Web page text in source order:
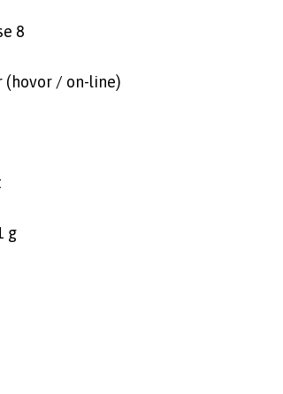
8
(hovor / on-line)
g